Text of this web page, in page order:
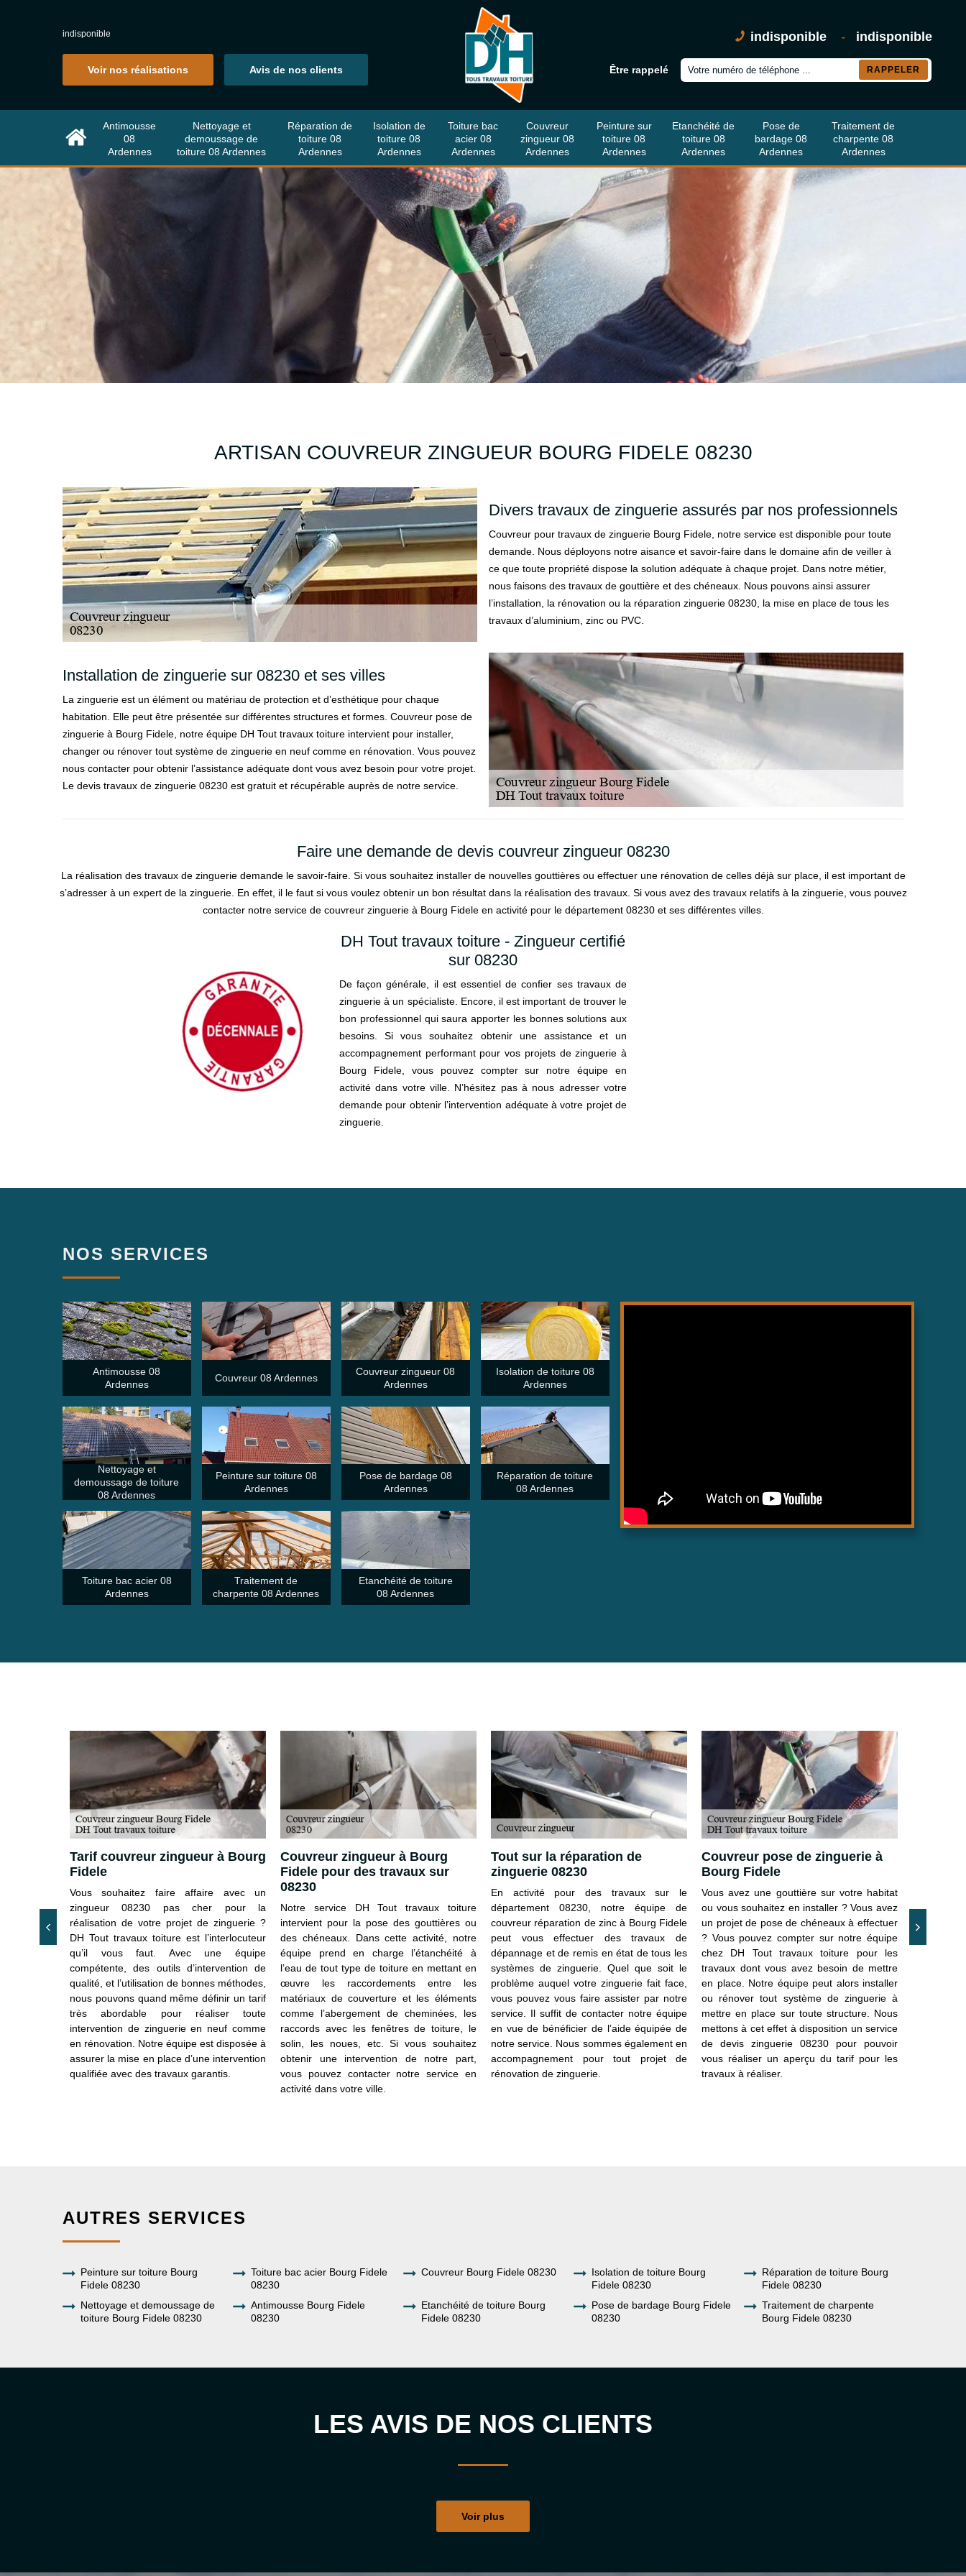
indisponible
Voir nos réalisations Avis de nos clients
indisponible - indisponible
Être rappelé
Antimousse
08
Ardennes
Nettoyage et
demoussage de
toiture 08 Ardennes
Réparation de
toiture 08
Ardennes
Isolation de
toiture 08
Ardennes
Toiture bac
acier 08
Ardennes
Couvreur
zingueur 08
Ardennes
Peinture sur
toiture 08
Ardennes
Etanchéité de
toiture 08
Ardennes
Pose de
bardage 08
Ardennes
Traitement de
charpente 08
Ardennes
ARTISAN COUVREUR ZINGUEUR BOURG FIDELE 08230
Divers travaux de zinguerie assurés par nos professionnels
Couvreur pour travaux de zinguerie Bourg Fidele, notre service est disponible pour toute
demande. Nous déployons notre aisance et savoir-faire dans le domaine afin de veiller à
ce que toute propriété dispose la solution adéquate à chaque projet. Dans notre métier,
nous faisons des travaux de gouttière et des chéneaux. Nous pouvons ainsi assurer
l’installation, la rénovation ou la réparation zinguerie 08230, la mise en place de tous les
travaux d’aluminium, zinc ou PVC.
Installation de zinguerie sur 08230 et ses villes
La zinguerie est un élément ou matériau de protection et d’esthétique pour chaque
habitation. Elle peut être présentée sur différentes structures et formes. Couvreur pose de
zinguerie à Bourg Fidele, notre équipe DH Tout travaux toiture intervient pour installer,
changer ou rénover tout système de zinguerie en neuf comme en rénovation. Vous pouvez
nous contacter pour obtenir l’assistance adéquate dont vous avez besoin pour votre projet.
Le devis travaux de zinguerie 08230 est gratuit et récupérable auprès de notre service.
Faire une demande de devis couvreur zingueur 08230
La réalisation des travaux de zinguerie demande le savoir-faire. Si vous souhaitez installer de nouvelles gouttières ou effectuer une rénovation de celles déjà sur place, il est important de
s’adresser à un expert de la zinguerie. En effet, il le faut si vous voulez obtenir un bon résultat dans la réalisation des travaux. Si vous avez des travaux relatifs à la zinguerie, vous pouvez
contacter notre service de couvreur zinguerie à Bourg Fidele en activité pour le département 08230 et ses différentes villes.
DH Tout travaux toiture - Zingueur certifié
sur 08230
De façon générale, il est essentiel de confier ses travaux de
zinguerie à un spécialiste. Encore, il est important de trouver le
bon professionnel qui saura apporter les bonnes solutions aux
besoins. Si vous souhaitez obtenir une assistance et un
accompagnement performant pour vos projets de zinguerie à
Bourg Fidele, vous pouvez compter sur notre équipe en
activité dans votre ville. N’hésitez pas à nous adresser votre
demande pour obtenir l’intervention adéquate à votre projet de
zinguerie.
NOS SERVICES
Antimousse 08
Ardennes
Couvreur 08 Ardennes
Couvreur zingueur 08
Ardennes
Isolation de toiture 08
Ardennes
Nettoyage et
demoussage de toiture
08 Ardennes
Peinture sur toiture 08
Ardennes
Pose de bardage 08
Ardennes
Réparation de toiture
08 Ardennes
Toiture bac acier 08
Ardennes
Traitement de
charpente 08 Ardennes
Etanchéité de toiture
08 Ardennes
demande
effet un
Tarif couvreur zingueur à Bourg
Fidele
Vous souhaitez faire affaire avec un
zingueur 08230 pas cher pour la
réalisation de votre projet de zinguerie ?
DH Tout travaux toiture est l’interlocuteur
qu’il vous faut. Avec une équipe
compétente, des outils d’intervention de
qualité, et l’utilisation de bonnes méthodes,
nous pouvons quand même définir un tarif
très abordable pour réaliser toute
intervention de zinguerie en neuf comme
en rénovation. Notre équipe est disposée à
assurer la mise en place d’une intervention
qualifiée avec des travaux garantis.
Couvreur zingueur à Bourg
Fidele pour des travaux sur
08230
Notre service DH Tout travaux toiture
intervient pour la pose des gouttières ou
des chéneaux. Dans cette activité, notre
équipe prend en charge l’étanchéité à
l’eau de tout type de toiture en mettant en
œuvre les raccordements entre les
matériaux de couverture et les éléments
comme l’abergement de cheminées, les
raccords avec les fenêtres de toiture, le
solin, les noues, etc. Si vous souhaitez
obtenir une intervention de notre part,
vous pouvez contacter notre service en
activité dans votre ville.
Tout sur la réparation de
zinguerie 08230
En activité pour des travaux sur le
département 08230, notre équipe de
couvreur réparation de zinc à Bourg Fidele
peut vous effectuer des travaux de
dépannage et de remis en état de tous les
systèmes de zinguerie. Quel que soit le
problème auquel votre zinguerie fait face,
vous pouvez vous faire assister par notre
service. Il suffit de contacter notre équipe
en vue de bénéficier de l’aide équipée de
notre service. Nous sommes également en
accompagnement pour tout projet de
rénovation de zinguerie.
Couvreur pose de zinguerie à
Bourg Fidele
Vous avez une gouttière sur votre habitat
ou vous souhaitez en installer ? Vous avez
un projet de pose de chéneaux à effectuer
? Vous pouvez compter sur notre équipe
chez DH Tout travaux toiture pour les
travaux dont vous avez besoin de mettre
en place. Notre équipe peut alors installer
ou rénover tout système de zinguerie à
mettre en place sur toute structure. Nous
mettons à cet effet à disposition un service
de devis zinguerie 08230 pour pouvoir
vous réaliser un aperçu du tarif pour les
travaux à réaliser.
réaliser,
par un
AUTRES SERVICES
Peinture sur toiture Bourg
Fidele 08230
Toiture bac acier Bourg Fidele
08230
Couvreur Bourg Fidele 08230
Isolation de toiture Bourg
Fidele 08230
Réparation de toiture Bourg
Fidele 08230
Nettoyage et demoussage de
toiture Bourg Fidele 08230
Antimousse Bourg Fidele
08230
Etanchéité de toiture Bourg
Fidele 08230
Pose de bardage Bourg Fidele
08230
Traitement de charpente
Bourg Fidele 08230
LES AVIS DE NOS CLIENTS
Voir plus